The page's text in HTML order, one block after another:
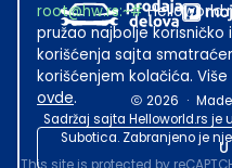
2026 ·
Sadržaj sajta Helloworld.rs je
Subotica. Zabranjeno je
root@hw.rs:~#
pružao najbolje korisničko
korišćenja sajta
korišćenjem kolačića.
ovde.